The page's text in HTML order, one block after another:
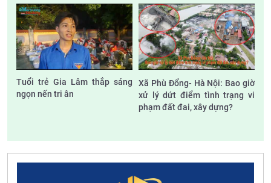
Tuổi trẻ Gia Lâm thắp sáng
ngọn nến tri ân
Xã Phù Đổng- Hà Nội: Bao giờ
xử lý dứt điểm tình trạng vi
phạm đất đai, xây dựng?